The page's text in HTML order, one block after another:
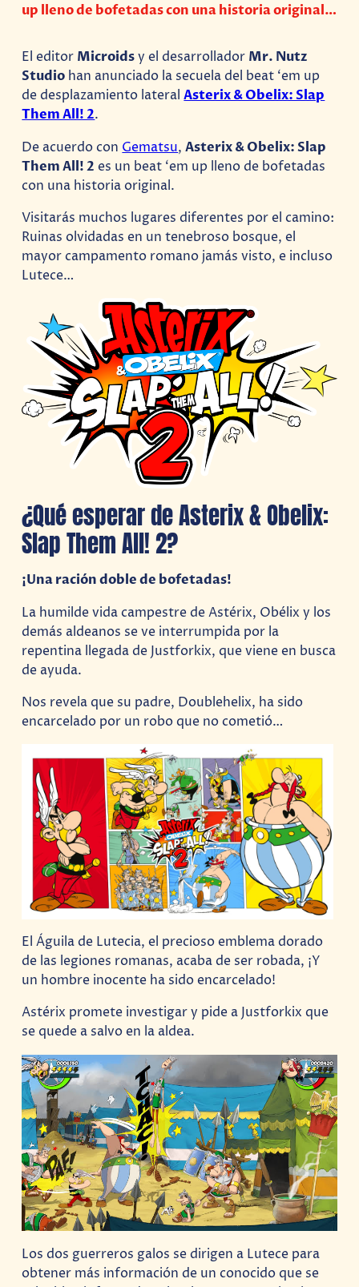
up lleno de bofetadas con una historia original…
El editor Microidsy el desarrollador Mr. Nutz
Studio han anunciado la secuela del beat ‘em up
de desplazamiento lateralAsterix & Obelix: Slap
Them All! 2.
De acuerdo con Gematsu,Asterix & Obelix: Slap
Them All! 2 es un beat ‘em up lleno de bofetadas
con una historia original.
Visitarás muchos lugares diferentes por el camino:
Ruinas olvidadas en un tenebroso bosque, el
mayor campamento romano jamás visto, e incluso
Lutece…
¿Qué esperar de Asterix & Obelix:
Slap Them All! 2?
¡Una ración doble de bofetadas!
La humilde vida campestre de Astérix, Obélix y los
demás aldeanos se ve interrumpida por la
repentina llegada de Justforkix, que viene en busca
de ayuda.
Nos revela que su padre, Doublehelix, ha sido
encarcelado por un robo que no cometió…
El Águila de Lutecia, el precioso emblema dorado
de las legiones romanas, acaba de ser robada, ¡Y
un hombre inocente ha sido encarcelado!
Astérix promete investigar y pide a Justforkix que
se quede a salvo en la aldea.
Los dos guerreros galos se dirigen a Lutece para
obtener más información de un conocido que se